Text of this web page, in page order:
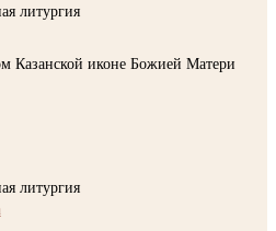
литургия
Казанской иконе Божией Матери
литургия